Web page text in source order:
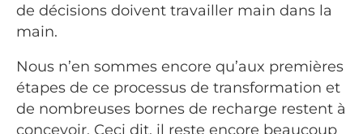
de décisions doivent travailler main dans la
main.
Nous n’en sommes encore qu’aux premières
étapes de ce processus de transformation et
de nombreuses bornes de recharge restent à
concevoir. Ceci dit, il reste encore beaucoup